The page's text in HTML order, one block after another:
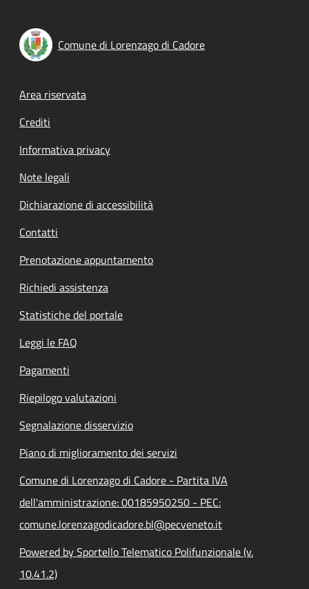
Comune di Lorenzago di Cadore
Footer menu
Area riservata
Crediti
Informativa privacy
Note legali
Dichiarazione di accessibilità
Contatti
Prenotazione appuntamento
Richiedi assistenza
Statistiche del portale
Leggi le FAQ
Pagamenti
Riepilogo valutazioni
Segnalazione disservizio
Piano di miglioramento dei servizi
Comune di Lorenzago di Cadore - Partita IVA
dell'amministrazione: 00185950250 - PEC:
comune.lorenzagodicadore.bl@pecveneto.it
Powered by Sportello Telematico Polifunzionale (v.
10.41.2)